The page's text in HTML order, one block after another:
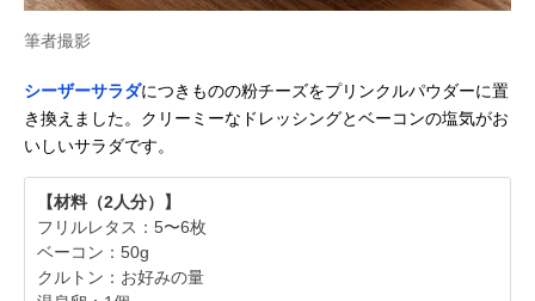
筆者撮影
シーザーサラダにつきものの粉チーズをプリンクルパウダーに置
き換えました。クリーミーなドレッシングとベーコンの塩気がお
いしいサラダです。
【材料（2人分）】
フリルレタス：5〜6枚
ベーコン：50g
クルトン：お好みの量